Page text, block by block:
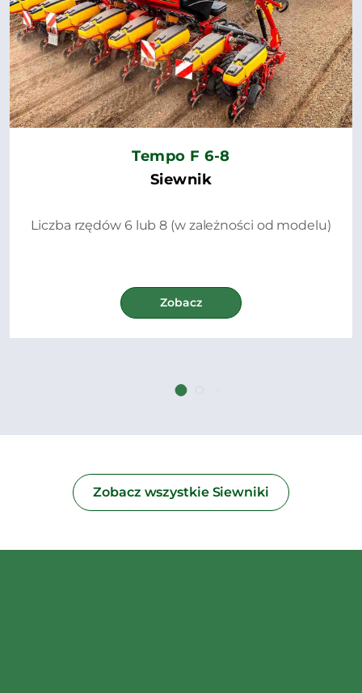
Tempo F 6-8
Siewnik
Liczba rzędów 6 lub 8 (w zależności od modelu)
Zobacz
Zobacz wszystkie Siewniki